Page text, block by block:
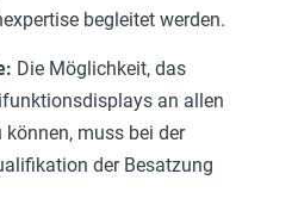
begleitet werden.
Die Möglichkeit, das
an allen
muss bei der
der Besatzung